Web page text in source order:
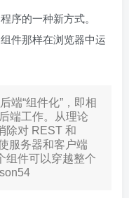
序的一种新方式。
件那样在浏览器中运
端“组件化”，即相
端工作。从理论
除对 REST 和
服务器和客户端
组件可以穿越整个